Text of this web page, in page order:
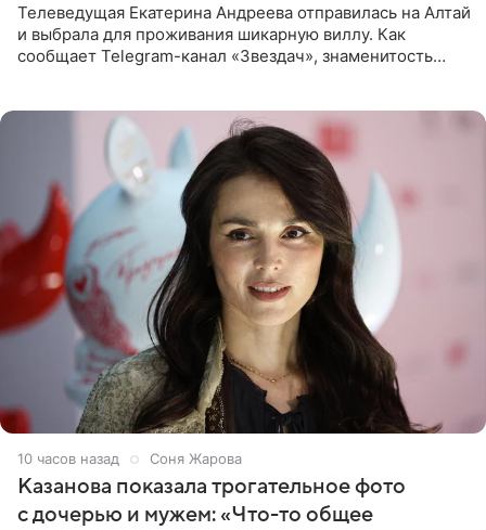
Телеведущая Екатерина Андреева отправилась на Алтай
и выбрала для проживания шикарную виллу. Как
сообщает Telegram-канал «Звездач», знаменитость
10 часов назад Соня Жарова
Казанова показала трогательное фото
с дочерью и мужем: «Что-то общее